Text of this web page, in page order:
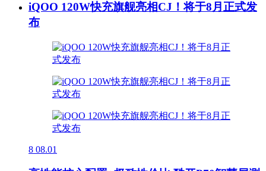
iQOO 120W快充旗舰亮相CJ！将于8月正式发
布
8 08.01